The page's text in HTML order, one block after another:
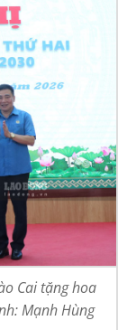
Cai tặng hoa
Mạnh Hùng